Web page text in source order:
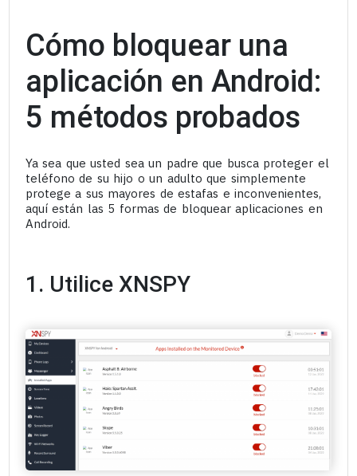
Cómo bloquear una
aplicación en Android:
5 métodos probados
Ya sea que usted sea un padre que busca proteger el
teléfono de su hijo o un adulto que simplemente
protege a sus mayores de estafas e inconvenientes,
aquí están las 5 formas de bloquear aplicaciones en
Android.
1. Utilice XNSPY